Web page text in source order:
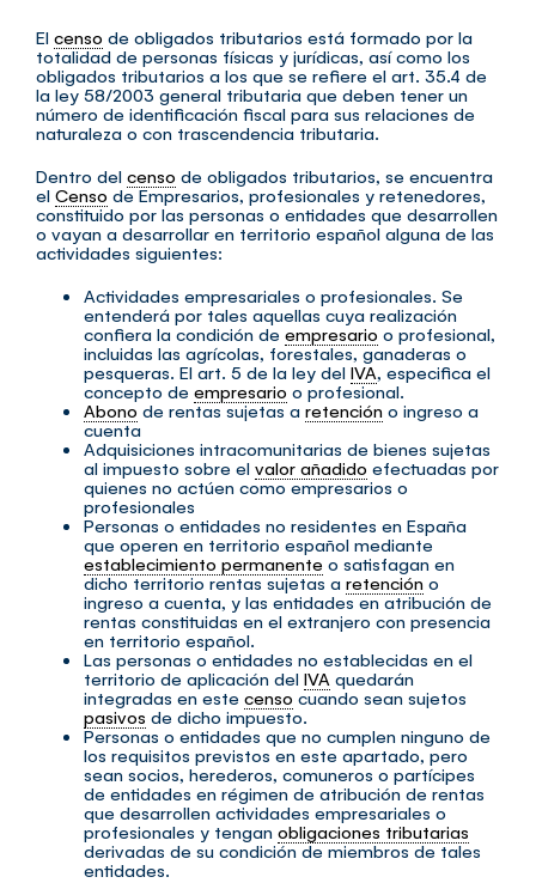
El censo de obligados tributarios está formado por la
totalidad de personas físicas y jurídicas, así como los
obligados tributarios a los que se refiere el art. 35.4 de
la ley 58/2003 general tributaria que deben tener un
número de identificación fiscal para sus relaciones de
naturaleza o con trascendencia tributaria.
Dentro del censo de obligados tributarios, se encuentra
el Censo de Empresarios, profesionales y retenedores,
constituido por las personas o entidades que desarrollen
o vayan a desarrollar en territorio español alguna de las
actividades siguientes:
Actividades empresariales o profesionales. Se
entenderá por tales aquellas cuya realización
confiera la condición de empresario o profesional,
incluidas las agrícolas, forestales, ganaderas o
pesqueras. El art. 5 de la ley del IVA, especifica el
concepto de empresario o profesional.
Abono de rentas sujetas a retención o ingreso a
cuenta
Adquisiciones intracomunitarias de bienes sujetas
al impuesto sobre el valor añadido efectuadas por
quienes no actúen como empresarios o
profesionales
Personas o entidades no residentes en España
que operen en territorio español mediante
establecimiento permanente o satisfagan en
dicho territorio rentas sujetas a retención o
ingreso a cuenta, y las entidades en atribución de
rentas constituidas en el extranjero con presencia
en territorio español.
Las personas o entidades no establecidas en el
territorio de aplicación del IVA quedarán
integradas en este censo cuando sean sujetos
pasivos de dicho impuesto.
Personas o entidades que no cumplen ninguno de
los requisitos previstos en este apartado, pero
sean socios, herederos, comuneros o partícipes
de entidades en régimen de atribución de rentas
que desarrollen actividades empresariales o
profesionales y tengan obligaciones tributarias
derivadas de su condición de miembros de tales
entidades.